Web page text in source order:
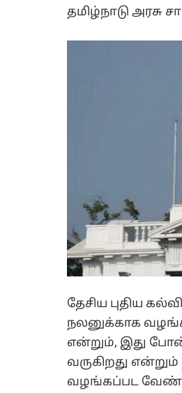
தமிழ்நாடு அரசு
தேசிய புதிய
நலனுக்காக
என்றும், இது
வருகிறது என்றும்
வழங்கப்பட